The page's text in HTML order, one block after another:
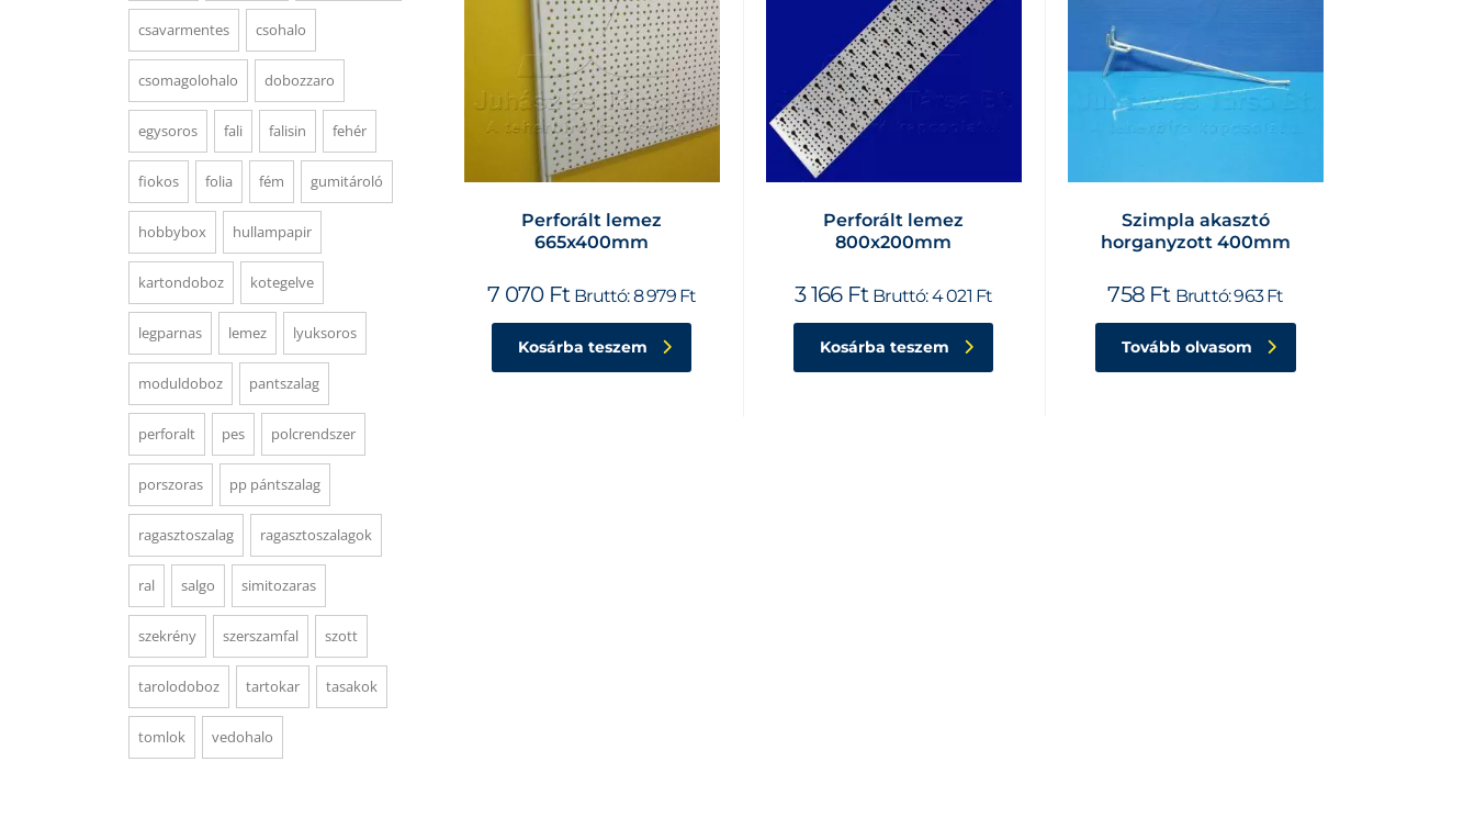
Perforált lemez
665x400mm
7 070 Ft Bruttó:8 979 Ft
Kosárba teszem
Perforált lemez
800x200mm
3 166 Ft Bruttó:4 021 Ft
Kosárba teszem
Szimpla akasztó
horganyzott 400mm
758 Ft Bruttó:963Ft
Tovább olvasom
csavarmentes csohalo
csomagolohalo dobozzaro
egysoros fali falisin fehér
fiokos folia fém gumitároló
hobbybox hullampapir
kartondoboz kotegelve
legparnas lemez lyuksoros
moduldoboz pantszalag
perforalt pes polcrendszer
porszoras pp pántszalag
ragasztoszalag ragasztoszalagok
ral salgo simitozaras
szekrény szerszamfal szott
tarolodoboz tartokar tasakok
tomlok vedohalo